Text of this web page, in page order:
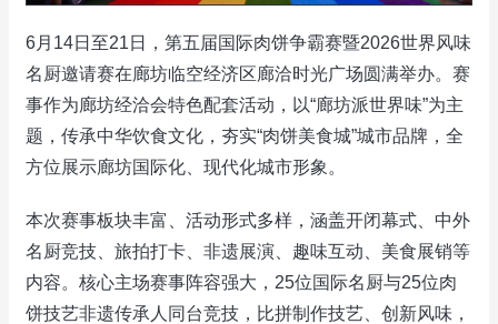
6月14日至21日，第五届国际肉饼争霸赛暨2026世界风味
名厨邀请赛在廊坊临空经济区廊洽时光广场圆满举办。赛
事作为廊坊经洽会特色配套活动，以“廊坊派世界味”为主
题，传承中华饮食文化，夯实“肉饼美食城”城市品牌，全
方位展示廊坊国际化、现代化城市形象。
本次赛事板块丰富、活动形式多样，涵盖开闭幕式、中外
名厨竞技、旅拍打卡、非遗展演、趣味互动、美食展销等
内容。核心主场赛事阵容强大，25位国际名厨与25位肉
饼技艺非遗传承人同台竞技，比拼制作技艺、创新风味，